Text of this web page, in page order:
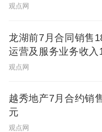
观点网
龙湖前7月合同销售
运营及服务业务收入
元
观点网
越秀地产7月合约销
元
观点网